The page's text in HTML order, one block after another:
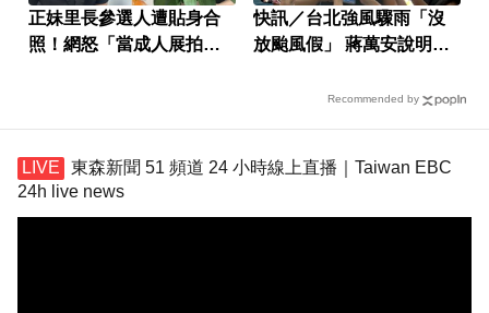
正妹里長參選人遭貼身合
照！網怒「當成人展拍」
快訊／台北強風驟雨「沒
放颱風假」 蔣萬安說明
Recommended by
東森新聞 51 頻道 24 小時線上直播｜Taiwan EBC
24h live news